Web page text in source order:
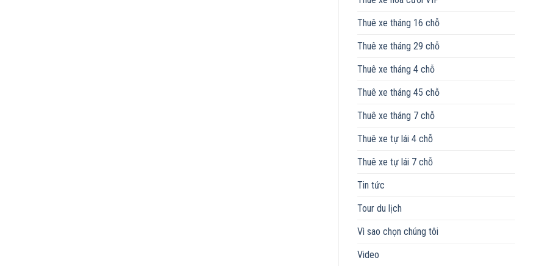
Thuê xe tháng 16 chỗ
Thuê xe tháng 29 chỗ
Thuê xe tháng 4 chỗ
Thuê xe tháng 45 chỗ
Thuê xe tháng 7 chỗ
Thuê xe tự lái 4 chỗ
Thuê xe tự lái 7 chỗ
Tin tức
Tour du lịch
Vì sao chọn chúng tôi
Video